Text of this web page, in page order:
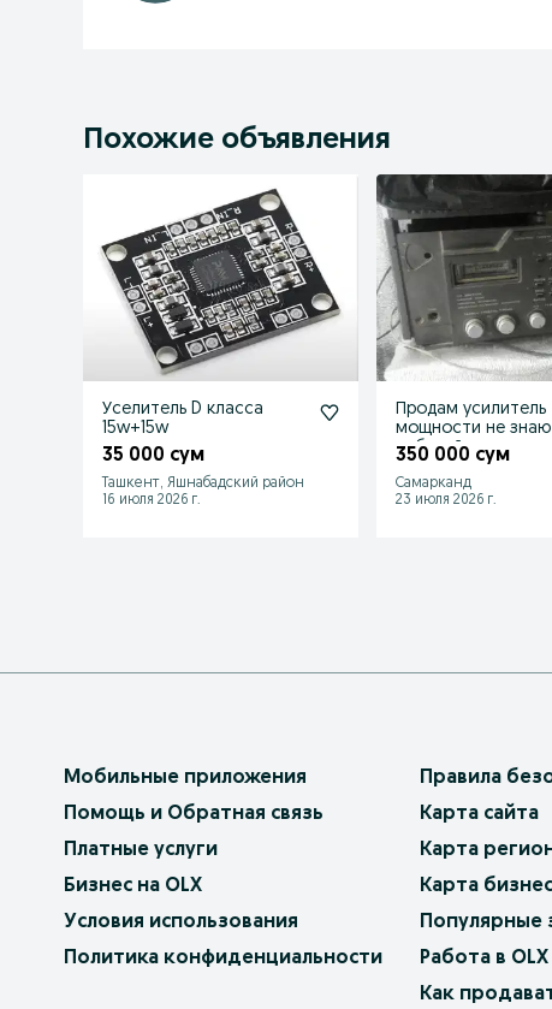
Похожие объявления
Уселитель D класса
15w+15w
35 000 сум
Ташкент, Яшнабадский район
16 июля 2026 г.
Продам усилитель
мощности не
рабочий
350 000 сум
Самарканд
23 июля 2026 г.
Мобильные приложения
Помощь и Обратная связь
Платные услуги
Бизнес на OLX
Условия использования
Политика конфиденциальности
Правила
Карта сайта
Карта
Карта
Популярные
Работа в OLX
Как